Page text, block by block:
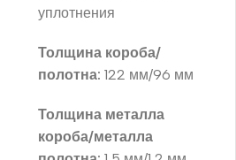
уплотнения
Толщина короба/
полотна: 122 мм/96 мм
Толщина металла
короба/металла